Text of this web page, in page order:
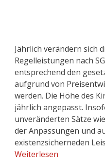
Jährlich verändern sich
Regelleistungen nach
entsprechend den
aufgrund von
werden. Die Höhe des
jährlich angepasst.
unveränderten Sätze
der Anpassungen und
existenzsicherneden
Weiterlesen